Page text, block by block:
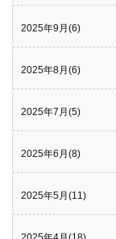
2025年9月(6)
2025年8月(6)
2025年7月(5)
2025年6月(8)
2025年5月(11)